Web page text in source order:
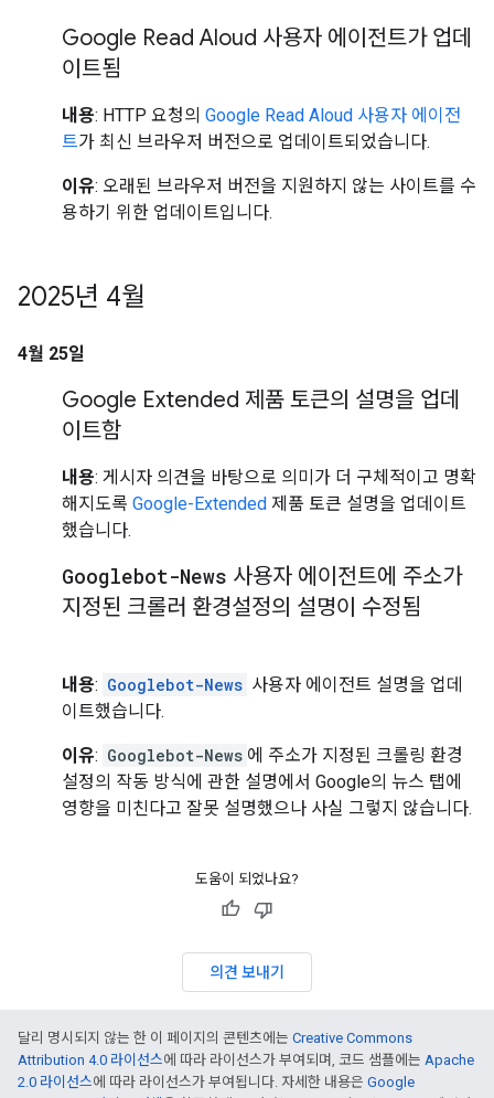
Google Read Aloud 사용자 에이전트가 업데
이트됨
내용: HTTP 요청의 Google Read Aloud 사용자 에이전
트가 최신 브라우저 버전으로 업데이트되었습니다.
이유: 오래된 브라우저 버전을 지원하지 않는 사이트를 수
용하기 위한 업데이트입니다.
2025년 4월
4월 25일
Google Extended 제품 토큰의 설명을 업데
이트함
내용: 게시자 의견을 바탕으로 의미가 더 구체적이고 명확
해지도록 Google-Extended 제품 토큰 설명을 업데이트
했습니다.
Googlebot-News 사용자 에이전트에 주소가
지정된 크롤러 환경설정의 설명이 수정됨
내용: Googlebot-News 사용자 에이전트 설명을 업데
이트했습니다.
이유: Googlebot-News 에 주소가 지정된 크롤링 환경
설정의 작동 방식에 관한 설명에서 Google의 뉴스 탭에
영향을 미친다고 잘못 설명했으나 사실 그렇지 않습니다.
도움이 되었나요?
의견 보내기
달리 명시되지 않는 한 이 페이지의 콘텐츠에는 Creative Commons
Attribution 4.0 라이선스에 따라 라이선스가 부여되며, 코드 샘플에는 Apache
2.0 라이선스에 따라 라이선스가 부여됩니다. 자세한 내용은 Google